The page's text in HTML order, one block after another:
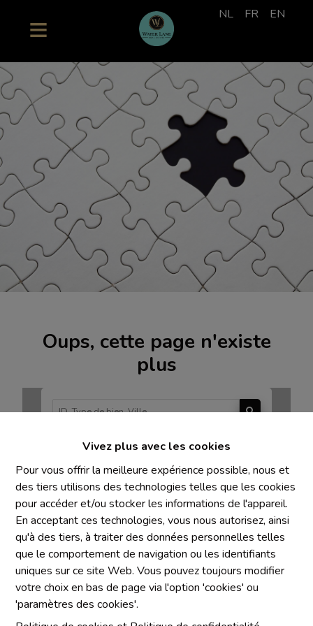
Vivez plus avec les cookies
Pour vous offrir la meilleure expérience possible, nous et
des tiers utilisons des technologies telles que les cookies
pour accéder et/ou stocker les informations de l'appareil.
En acceptant ces technologies, vous nous autorisez, ainsi
qu'à des tiers, à traiter des données personnelles telles
que le comportement de navigation ou les identifiants
uniques sur ce site Web. Vous pouvez toujours modifier
votre choix en bas de page via l'option 'cookies' ou
'paramètres des cookies'.
NL FR EN
Oups, cette page n'existe
plus
À Vendre À Louer
Mentions obligatoires
Chaque agence est juridiquement et financièrement
indépendante
SRL IMMO Water Lane - TVA BE 0755330288